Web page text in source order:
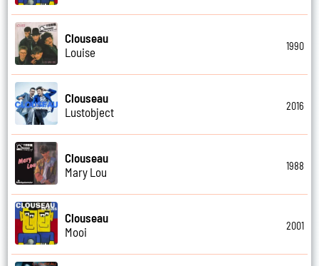
Clouseau
Louise
1990
Clouseau
Lustobject
2016
Clouseau
Mary Lou
1988
Clouseau
Mooi
2001